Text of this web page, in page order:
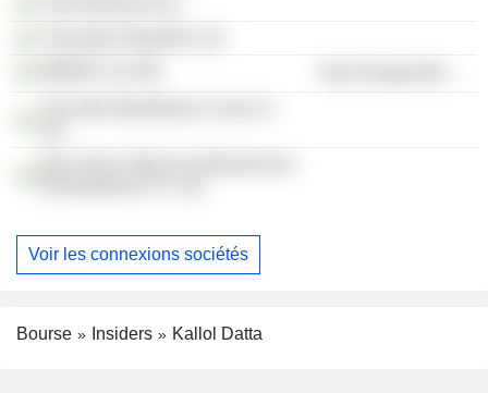
Voir les connexions sociétés
Bourse Insiders Kallol Datta